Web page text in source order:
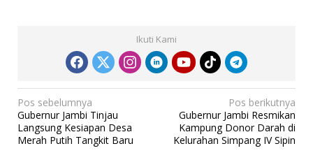
Ikuti Kami
N
a
v
Pos sebelumnya
Gubernur Jambi Tinjau
Langsung Kesiapan Desa
Merah Putih Tangkit Baru
Pos berikutnya
Gubernur Jambi Resmikan
Kampung Donor Darah di
Kelurahan Simpang IV Sipin